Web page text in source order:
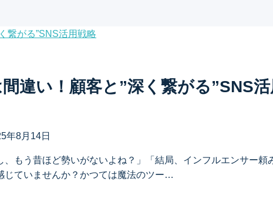
間違い！顧客と”深く繋がる”SNS
年8月14日
、もう昔ほど勢いがないよね？」「結局、インフルエンサー
じていませんか？かつては魔法のツー…